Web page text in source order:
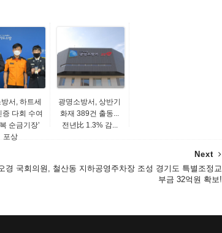
서, 하트세
증 다회 수여
순금기장’
포상
광명소방서, 상반기
화재 389건 출동...
전년比 1.3% 감...
Next
경 국회의원, 철산동 지하공영주차장 조성 경기도 특별조정교
부금 32억원 확보!